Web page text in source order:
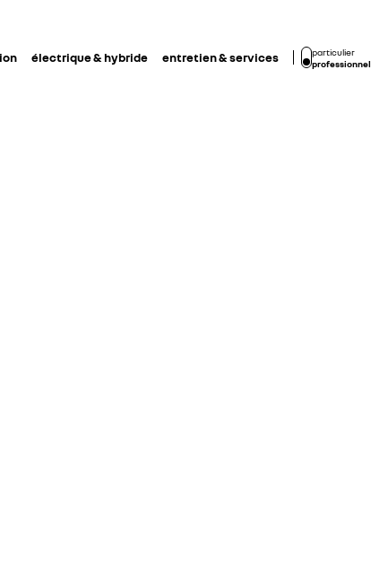
électrique & hybride entretien & services
particulier
professionnel